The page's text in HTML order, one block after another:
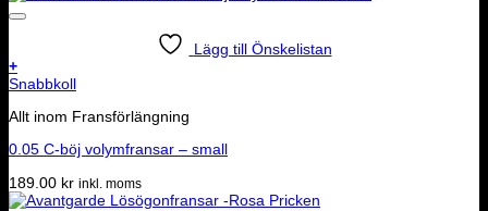
Lägg till Önskelistan
+
Snabbkoll
Allt inom Fransförlängning
0.05 C-böj volymfransar – small
189.00 kr inkl. moms